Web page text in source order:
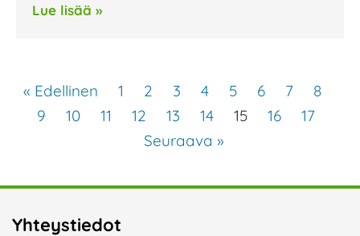
Lue lisää »
« Edellinen 1 2 3 4 5 6 7
8
9
10 11 12 13 14 15 16
17
Seuraava »
Yhteystiedot